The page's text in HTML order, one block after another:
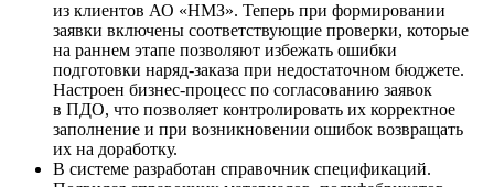
из клиентов АО «НМЗ». Теперь при формировании
заявки включены соответствующие проверки, которые
на раннем этапе позволяют избежать ошибки
подготовки наряд-заказа при недостаточном бюджете.
Настроен бизнес-процесс по согласованию заявок
в ПДО, что позволяет контролировать их корректное
заполнение и при возникновении ошибок возвращать
их на доработку.
В системе разработан справочник спецификаций.